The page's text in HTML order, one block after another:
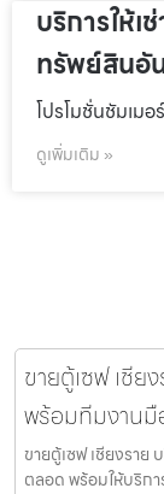
บริการให้
ทรัพย์สินอั
โปรโมชั่นชัมเม
ดูเพิ่มเติม »
ขายตู้เซฟ เชีย
พร้อมทีมงานมื
ขายตู้เซฟ เชียงรา
ตลอด พร้อมให้บริกา